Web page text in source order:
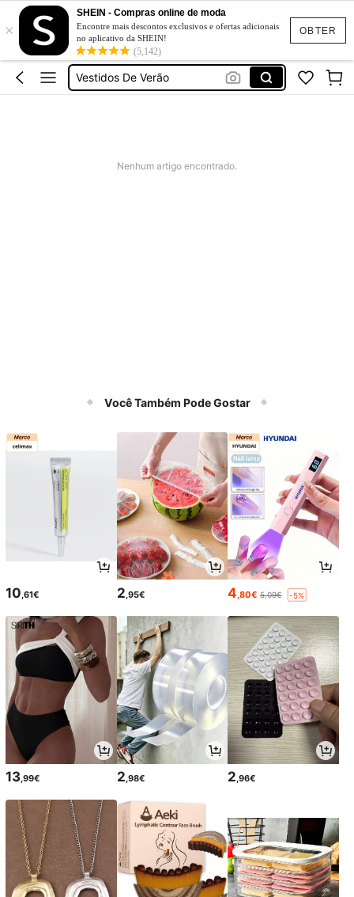
OBTER
×
SHEIN - Compras online de moda
Encontre mais descontos exclusivos e ofertas adicionais
no aplicativo da SHEIN!
(5,142)
Fato De Banho Mulher
Elitara
Vestidos De Verão
Nenhum artigo encontrado.
Você Também Pode Gostar
10 ,61€ 2 ,95€ 4 ,80€ 5,09€ -5%
13,99€ 2,98€ 2,96€